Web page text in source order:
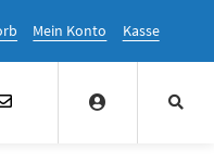
Mein Konto Kasse